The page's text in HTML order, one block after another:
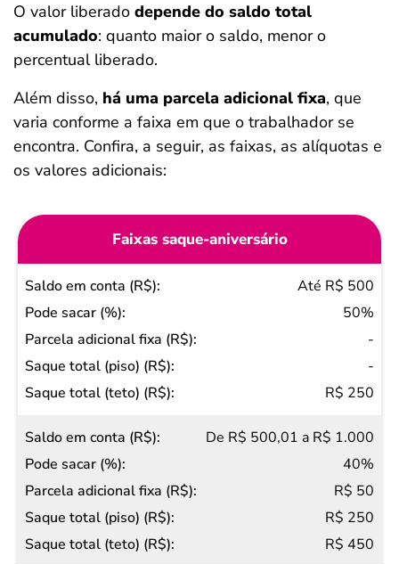
O valor liberado depende do saldo total
acumulado: quanto maior o saldo, menor o
percentual liberado.
Além disso, há uma parcela adicional fixa, que
varia conforme a faixa em que o trabalhador se
encontra. Confira, a seguir, as faixas, as alíquotas e
os valores adicionais:
Faixas saque-aniversário
Saldo
em
conta
(R$)
Pode
(%)
Parcela
adicional
fixa (R$)
Saque
Até R$ 500
50%
-
-
R$ 250
De R$ 500,01 a R$ 1.000
40%
R$ 50
R$ 250
R$ 450